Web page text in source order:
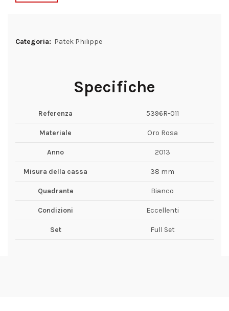
Categoria: Patek Philippe
Specifiche
Referenza 5396R-011
Materiale Oro Rosa
Anno 2013
Misura della cassa 38 mm
Quadrante Bianco
Condizioni Eccellenti
Set Full Set